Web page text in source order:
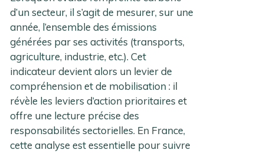
d’un secteur, il s’agit de mesurer, sur une
année, l’ensemble des émissions
générées par ses activités (transports,
agriculture, industrie, etc.). Cet
indicateur devient alors un levier de
compréhension et de mobilisation : il
révèle les leviers d’action prioritaires et
offre une lecture précise des
responsabilités sectorielles. En France,
cette analyse est essentielle pour suivre